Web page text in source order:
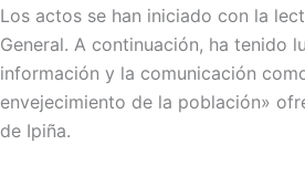
Los actos se han iniciado con la
General. A continuación, ha tenido
información y la comunicación
envejecimiento de la población»
de Ipiña.